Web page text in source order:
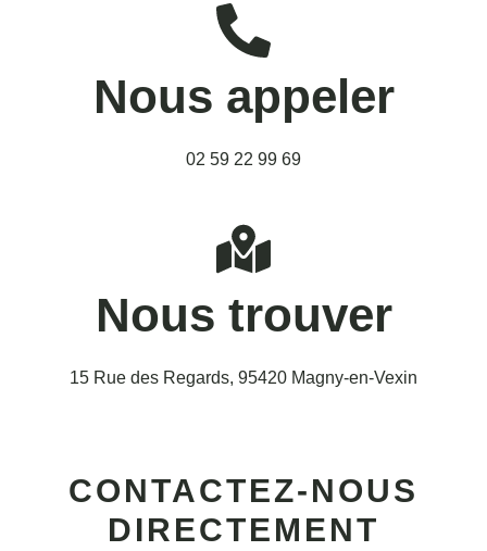
Nous appeler
02 59 22 99 69
Nous trouver
15 Rue des Regards, 95420 Magny-en-Vexin
CONTACTEZ-NOUS
DIRECTEMENT